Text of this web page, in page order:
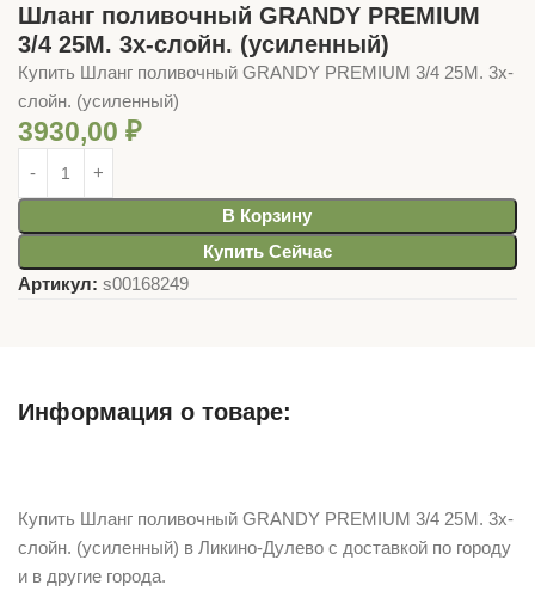
Шланг поливочный GRANDY PREMIUM
3/4 25М. 3х-слойн. (усиленный)
Купить Шланг поливочный GRANDY PREMIUM 3/4 25М. 3х-
слойн. (усиленный)
3930,00 ₽
В Корзину
Купить Сейчас
Артикул: s00168249
Информация о товаре:
Купить Шланг поливочный GRANDY PREMIUM 3/4 25М. 3х-
слойн. (усиленный) в Ликино-Дулево с доставкой по городу
и в другие города.